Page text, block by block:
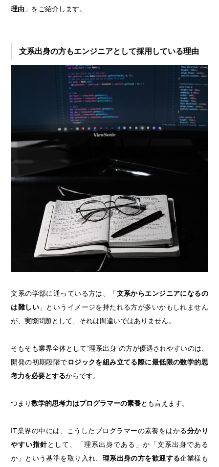
理由 」をご紹介します。
文系出身の方もエンジニアとして採用している理由
文系の学部に通っている方は、「文系からエンジニアになるの
は難しい 」というイメージを持たれる方が多いかもしれません
が、実際問題として、それは間違いではありません。
そもそも業界全体として”理系出身”の方が優遇されやすいのは、
開発の初期段階でロジックを組み立てる際に最低限の数学的思
考力を必要とするからです。
つまり数学的思考力はプログラマーの素養とも言えます。
IT業界の中には、こうしたプログラマーの素養をはかる分かり
やすい指針として、「理系出身である」か「文系出身である
か」という基準を取り入れ、 理系出身の方を歓迎する企業様も